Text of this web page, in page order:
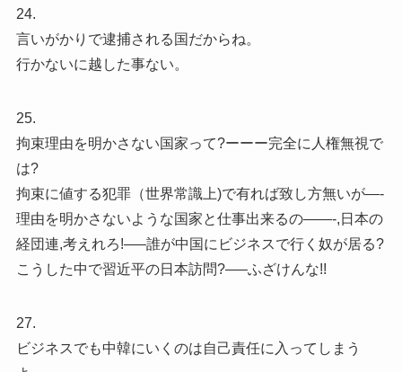
24.
言いがかりで逮捕される国だからね。
行かないに越した事ない。
25.
拘束理由を明かさない国家って?ーーー完全に人権無視で
は?
拘束に値する犯罪（世界常識上)で有れば致し方無いが—-
理由を明かさないような国家と仕事出来るの——-,日本の
経団連,考えれろ!—–誰が中国にビジネスで行く奴が居る?
こうした中で習近平の日本訪問?—–ふざけんな!!
27.
ビジネスでも中韓にいくのは自己責任に入ってしまう